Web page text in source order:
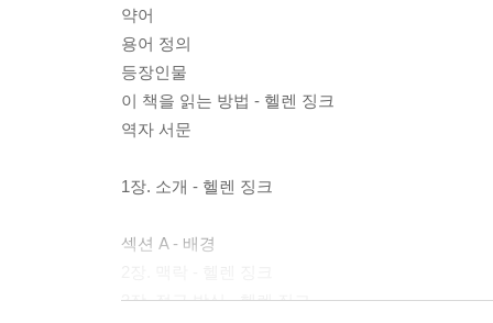
약어
용어 정의
등장인물
이 책을 읽는 방법 - 헬렌 징크
역자 서문
1장. 소개 - 헬렌 징크
섹션 A - 배경
3장. 접근 방식 - 헬렌 징크